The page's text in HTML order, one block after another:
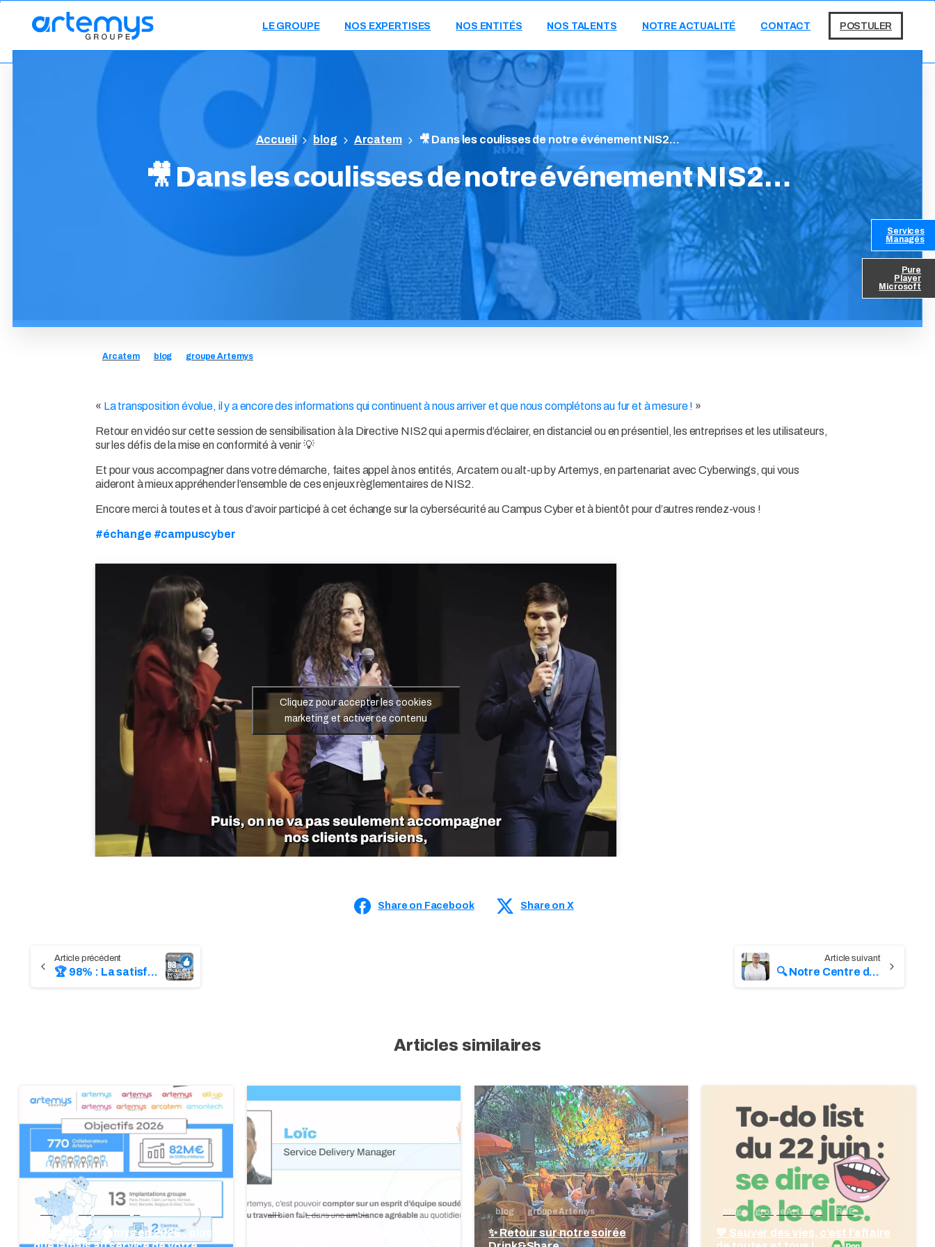
LE GROUPE NOS EXPERTISES NOS ENTITÉS NOS TALENTS NOTRE ACTUALITÉ CONTACT POSTULER
Services
Managés
Pure
Player
Microsoft
🎥 Dans lescoulissesdenotreévénementNIS2…
blog Arcatem 🎥 Dans les coulisses de notre événement NIS2…
Arcatem blog groupe Artemys
« La transposition évolue, il y a encore des informations qui continuent à nous arriver et que nous complétons au fur et à mesure ! »
Retour en vidéo sur cette session de sensibilisation à la Directive NIS2 qui a permis d’éclairer, en distanciel ou en présentiel, les entreprises et les utilisateurs,
sur les défis de la mise en conformité à venir 💡
Et pour vous accompagner dans votre démarche, faites appel à nos entités, Arcatem ou alt-up by Artemys, en partenariat avec Cyberwings, qui vous
aideront à mieux appréhender l’ensemble de ces enjeux règlementaires de NIS2.
Encore merci à toutes et à tous d’avoir participé à cet échange sur la cybersécurité au Campus Cyber et à bientôt pour d’autres rendez-vous !
#échange #campuscyber
Cliquez pour accepter les cookies
marketing et activer ce contenu
Share on Facebook Share on X
Continue
Reading
🏆 98% : La satisfaction pour nos Services managés ! 🔍 Notre Centre de Services en une vidéo
blog groupe Artemys
🚀 groupe Artemys en 2026 : plus
blog groupe Artemys blog groupe Artemys
✨ Retour sur notre soirée
blog groupe Artemys RSE
💙 Sauver des vies, c’est l’affaire